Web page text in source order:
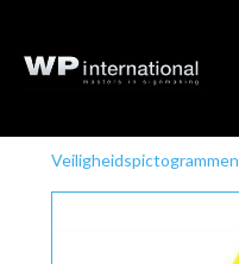
Veiligheidspictogrammen